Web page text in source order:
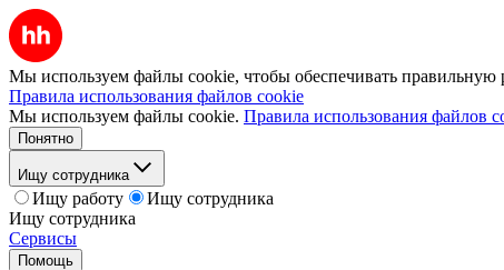
Мы используем файлы cookie, чтобы обеспечивать правильную
Правила использования файлов cookie
Мы используем файлы cookie. Правила использования файлов
Понятно
Ищу сотрудника
Ищу работу
Ищу сотрудника
Ищу сотрудника
Сервисы
Помощь